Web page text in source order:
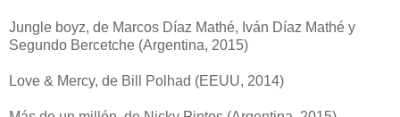
Jungle boyz, de Marcos Díaz Mathé, Iván Díaz Mathé y
Segundo Bercetche (Argentina, 2015)
Love & Mercy, de Bill Polhad (EEUU, 2014)